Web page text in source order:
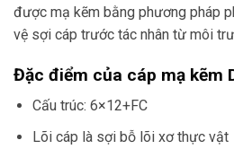
được mạ kẽm bằng phương pháp
vệ sợi cáp trước tác nhân từ môi
Đặc điểm của cáp mạ kẽm
Cấu trúc: 6×12+FC
Lõi cáp là sợi bỗ lõi xơ thực vật